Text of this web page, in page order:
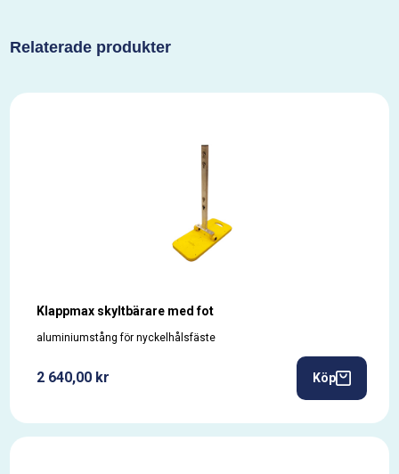
Relaterade produkter
Klappmax skyltbärare med fot
aluminiumstång för nyckelhålsfäste
2 640,00 kr Köp